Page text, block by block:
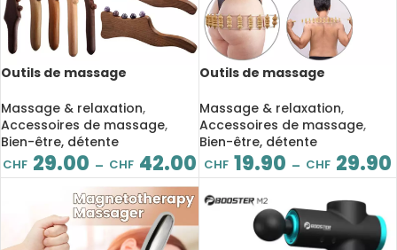
Outils de massage
anticellulite, palette de
drainage lymphatique,
relaxation
Massage & relaxation,
Accessoires de massage,
Bien-être, détente
CHF 29.00 – CHF 42.00
Outils de massage
point de déclenchement,
douleur musculaire
Massage & relaxation,
Accessoires de massage,
Bien-être, détente
CHF 19.90 – CHF 29.90